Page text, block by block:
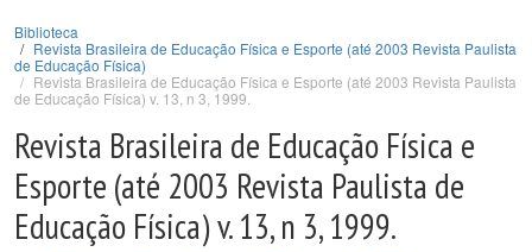
Biblioteca
Revista Brasileira de Educação Física e Esporte (até 2003 Revista Paulista
de Educação Física)
Revista Brasileira de Educação Física e Esporte (até 2003 Revista Paulista
de Educação Física) v. 13, n 3, 1999.
Revista Brasileira de Educação Física e
Esporte (até 2003 Revista Paulista de
Educação Física) v. 13, n 3, 1999.